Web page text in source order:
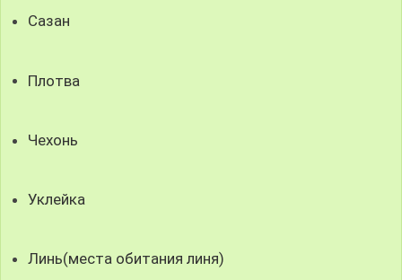
Сазан
Плотва
Чехонь
Уклейка
Линь(места обитания линя)